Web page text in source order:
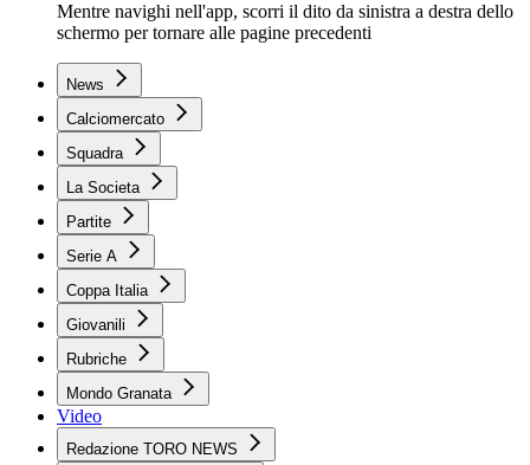
Mentre navighi nell'app, scorri il dito da sinistra a destra dello
schermo per tornare alle pagine precedenti
News
Calciomercato
Squadra
La Societa
Partite
Serie A
Coppa Italia
Giovanili
Rubriche
Mondo Granata
Video
Redazione TORO NEWS